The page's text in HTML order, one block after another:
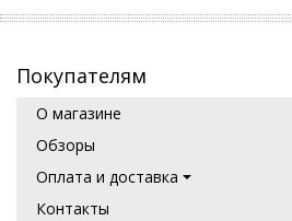
Покупателям
О магазине
Обзоры
Оплата и доставка
Контакты